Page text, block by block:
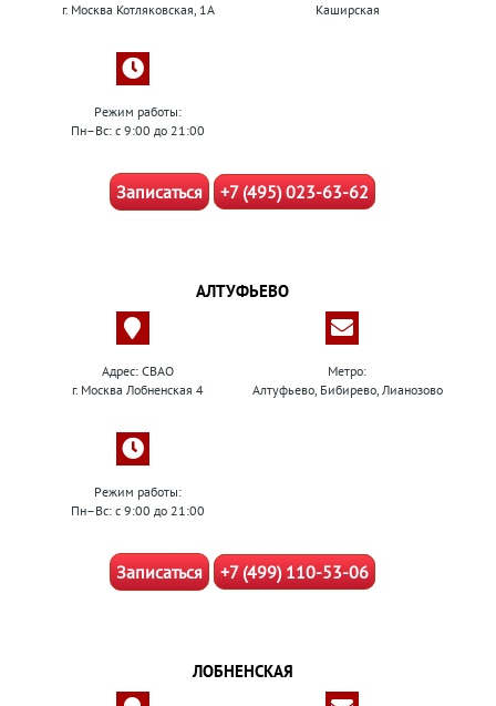
г. Москва Котляковская, 1А
Каширская
Режим работы:
Пн–Вс: с 9:00 до 21:00
Записаться +7 (495) 023-63-62
АЛТУФЬЕВО
Адрес: СВАО
г. Москва Лобненская 4
Метро:
Алтуфьево, Бибирево, Лианозово
Режим работы:
Пн–Вс: с 9:00 до 21:00
Записаться +7 (499) 110-53-06
ЛОБНЕНСКАЯ